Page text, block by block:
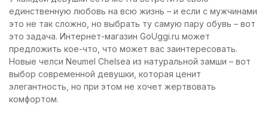
единственную любовь на всю жизнь – и если с мужчинами
это не так сложно, но выбрать ту самую пару обувь – вот
это задача. Интернет-магазин GoUggi.ru может
предложить кое-что, что может вас заинтересовать.
Новые челси Neumel Chelsea из натуральной замши – вот
выбор современной девушки, которая ценит
элегантность, но при этом не хочет жертвовать
комфортом.